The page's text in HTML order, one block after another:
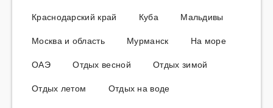
Краснодарский край
Куба
Мальдивы
Москва и область
Мурманск
На море
ОАЭ
Отдых весной
Отдых зимой
Отдых летом
Отдых на воде